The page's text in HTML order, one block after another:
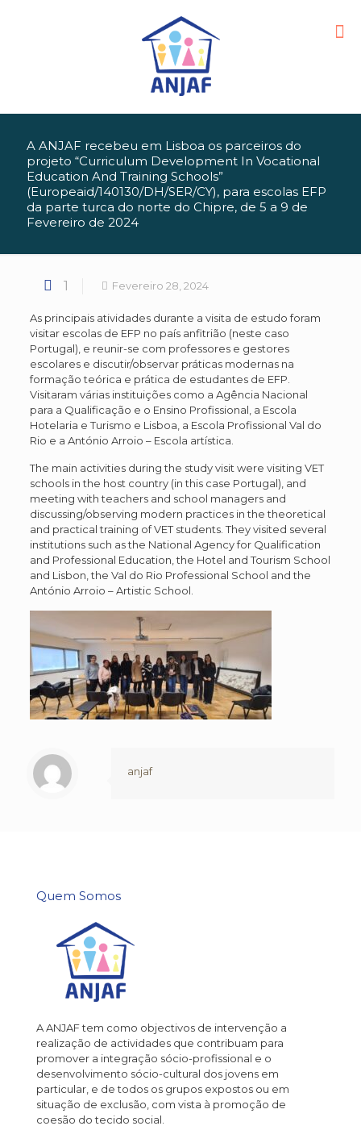
A ANJAF recebeu em Lisboa os parceiros do
projeto “Curriculum Development In Vocational
Education And Training Schools”
(Europeaid/140130/DH/SER/CY), para escolas EFP
da parte turca do norte do Chipre, de 5 a 9 de
Fevereiro de 2024
1 Fevereiro 28, 2024
As principais atividades durante a visita de estudo foram
visitar escolas de EFP no país anfitrião (neste caso
Portugal), e reunir-se com professores e gestores
escolares e discutir/observar práticas modernas na
formação teórica e prática de estudantes de EFP.
Visitaram várias instituições como a Agência Nacional
para a Qualificação e o Ensino Profissional, a Escola
Hotelaria e Turismo e Lisboa, a Escola Profissional Val do
Rio e a António Arroio – Escola artística.
The main activities during the study visit were visiting VET
schools in the host country (in this case Portugal), and
meeting with teachers and school managers and
discussing/observing modern practices in the theoretical
and practical training of VET students. They visited several
institutions such as the National Agency for Qualification
and Professional Education, the Hotel and Tourism School
and Lisbon, the Val do Rio Professional School and the
António Arroio – Artistic School.
anjaf
Quem Somos
A ANJAF tem como objectivos de intervenção a
realização de actividades que contribuam para
promover a integração sócio-profissional e o
desenvolvimento sócio-cultural dos jovens em
particular, e de todos os grupos expostos ou em
situação de exclusão, com vista à promoção de
coesão do tecido social.